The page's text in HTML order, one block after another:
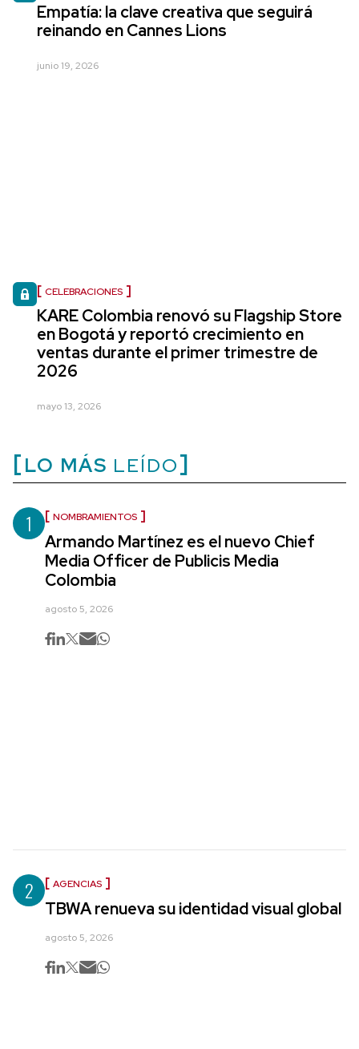
Empatía: la clave creativa que seguirá
reinando en Cannes Lions
junio 19, 2026
CELEBRACIONES
KARE Colombia renovó su Flagship Store
en Bogotá y reportó crecimiento en
ventas durante el primer trimestre de
2026
mayo 13, 2026
LO MÁS LEÍDO
1 NOMBRAMIENTOS
Armando Martínez es el nuevo Chief
Media Officer de Publicis Media
Colombia
agosto 5, 2026
2 AGENCIAS
TBWA renueva su identidad visual global
agosto 5, 2026